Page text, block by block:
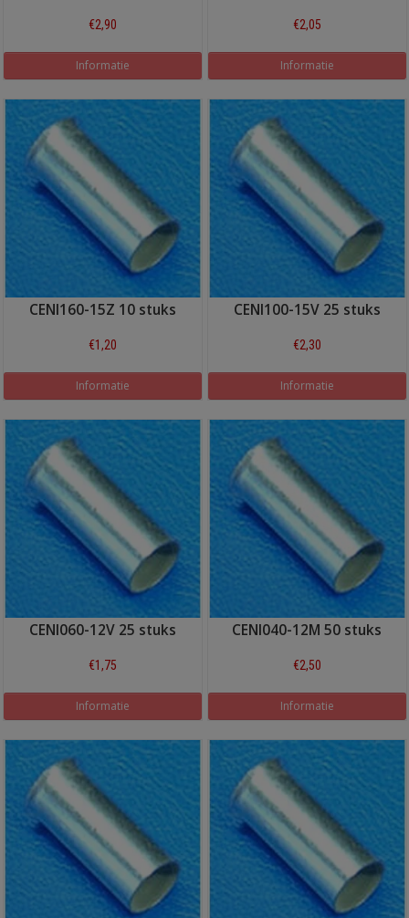
€2,90
Informatie
€2,05
Informatie
CENI160-15Z 10 stuks
€1,20
Informatie
CENI100-15V 25 stuks
€2,30
Informatie
CENI060-12V 25 stuks
€1,75
Informatie
CENI040-12M 50 stuks
€2,50
Informatie